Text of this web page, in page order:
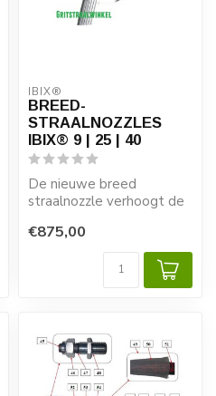
IBIX®
BREED-
STRAALNOZZLES
IBIX® 9 | 25 | 40
De nieuwe breed
straalnozzle verhoogt de
aanzienlijk. Een zeer...
€875,00